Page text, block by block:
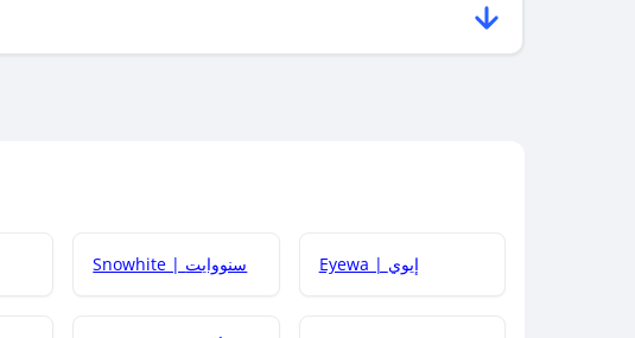
Snowhite | سنووايت Eyewa | إيوي